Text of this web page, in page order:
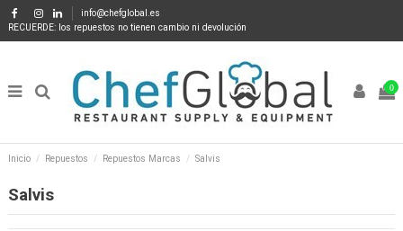
info@chefglobal.es
RECUERDE: los repuestos no tienen cambio ni devolución
0
Inicio Repuestos Repuestos Marcas Salvis
Salvis